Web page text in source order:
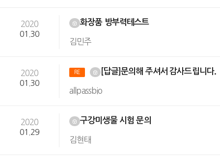
2020
01.30
화장품 방부력테스트
김민주
2020
01.30
RE [답글]문의해 주셔서 감사드립니다.
allpassbio
2020
01.29
구강미생물 시험 문의
김현태